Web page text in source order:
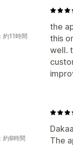
ドラ
オフ
保証
よく
AIに
おす
設定
固定
ボリ
カー
動的
the
this
well.
約11時間
The
約8時間